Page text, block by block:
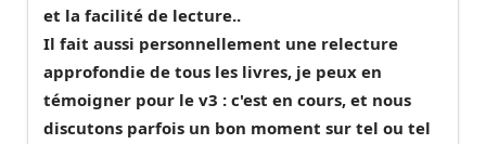
et la facilité de lecture..
Il fait aussi personnellement une relecture
approfondie de tous les livres, je peux en
témoigner pour le v3 : c'est en cours, et nous
discutons parfois un bon moment sur tel ou tel